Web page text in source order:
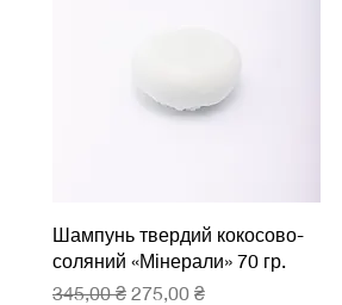
Швидкий перегляд
Шампунь твердий кокосово-
соляний «Мінерали» 70 гр.
Звичайна ціна
345,00 ₴ За розпродажем
275,00 ₴